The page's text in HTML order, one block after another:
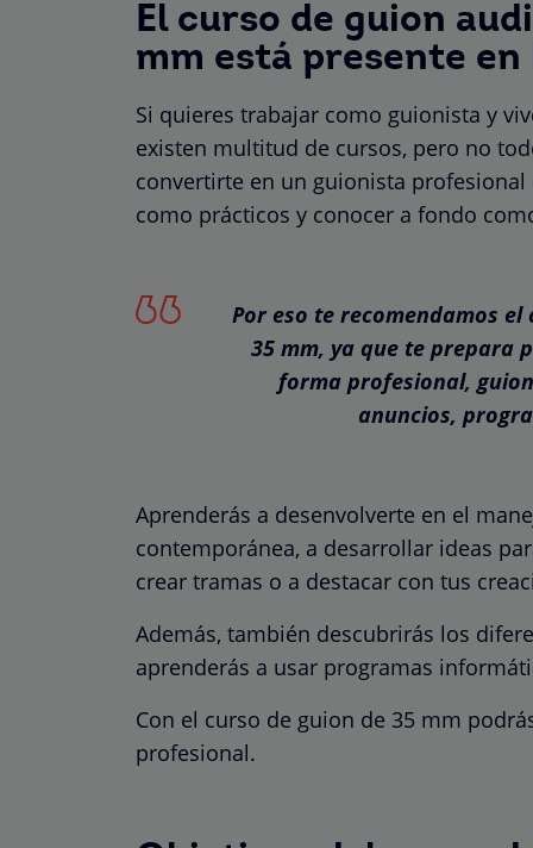
El curso de guion
mm está presente en
Si quieres trabajar como guionista y
existen multitud de cursos, pero no
convertirte en un guionista
como prácticos y conocer a fondo
Por eso te recomendamos
35 mm, ya que te prepara
forma profesional,
anuncios,
Aprenderás a desenvolverte en el
contemporánea, a desarrollar ideas
crear tramas o a destacar con tus
Además, también descubrirás los
aprenderás a usar programas
Con el curso de guion de 35 mm
profesional.